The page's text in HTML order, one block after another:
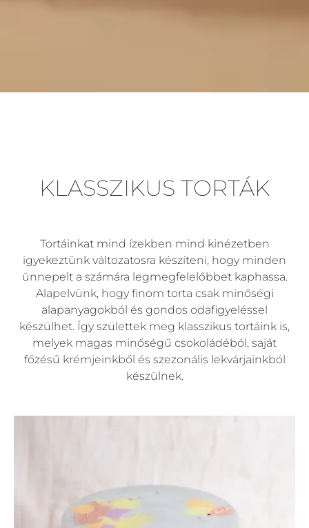
KLASSZIKUS TORTÁK
Tortáinkat mind ízekben mind kinézetben
igyekeztünk változatosra készíteni, hogy minden
ünnepelt a számára legmegfelelőbbet kaphassa.
Alapelvünk, hogy finom torta csak minőségi
alapanyagokból és gondos odafigyeléssel
készülhet. Így születtek meg klasszikus tortáink is,
melyek magas minőségű csokoládéból, saját
főzésű krémjeinkből és szezonális lekvárjainkból
készülnek.